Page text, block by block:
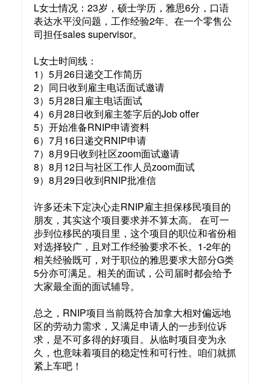
L女士情况：23岁，硕士学历，雅思6分，口语
表达水平没问题，工作经验2年、在一个零售公
司担任sales supervisor。
L女士时间线：
1）5月26日递交工作简历
2）同日收到雇主电话面试邀请
3）5月28日雇主电话面试
4）6月28日收到雇主签字后的Job offer
5）开始准备RNIP申请资料
6）7月16日递交RNIP申请
7）8月9日收到社区zoom面试邀请
8）8月12日与社区工作人员zoom面试
9）8月29日收到RNIP批准信
许多还未下定决心走RNIP雇主担保移民项目的
朋友，其实这个项目要求并不算太高。 在可一
步到位移民的项目里，这个项目的职位和省份相
对选择较广，且对工作经验要求不长。1-2年的
相关经验既可，对于职位的雅思要求大部分G类
5分亦可满足。相关的面试，公司届时都会给予
大家最全面的面试辅导。
总之，RNIP项目当前既符合加拿大相对偏远地
区的劳动力需求，又满足申请人的一步到位诉
求，是不可多得的好项目。从临时项目变为永
久，也意味着项目的稳定性和可行性。咱们就抓
紧上车吧！